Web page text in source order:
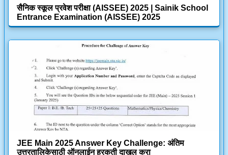
सैनिक स्कूल प्रवेश परीक्षा (AISSEE) 2025 | Sainik School
Entrance Examination (AISSEE) 2025
JEE Main 2025 Answer Key Challenge: अंतिम
उत्तरतालिकेसाठी ऑनलाईन हरकती दाखल करा